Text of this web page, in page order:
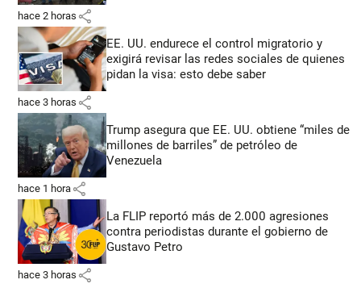
hace 2 horas share
EE. UU. endurece el control migratorio y
exigirá revisar las redes sociales de quienes
pidan la visa: esto debe saber
hace 3 horas share
Trump asegura que EE. UU. obtiene “miles de
millones de barriles” de petróleo de
Venezuela
hace 1 hora share
La FLIP reportó más de 2.000 agresiones
contra periodistas durante el gobierno de
Gustavo Petro
hace 3 horas share